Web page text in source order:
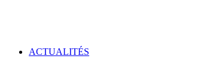
ACTUALITÉS